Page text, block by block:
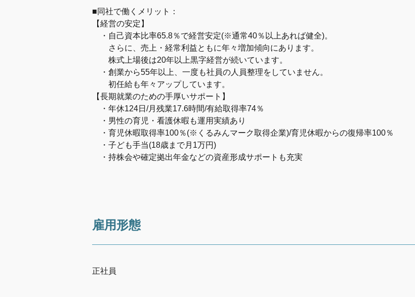
■同社で働くメリット：
【経営の安定】
・自己資本比率65.8％で経営安定(※通常40％以上あれば健全)。
さらに、売上・経常利益ともに年々増加傾向にあります。
株式上場後は20年以上黒字経営が続いています。
・創業から55年以上、一度も社員の人員整理をしていません。
初任給も年々アップしています。
【長期就業のための手厚いサポート】
・年休124日/月残業17.6時間/有給取得率74％
・男性の育児・看護休暇も運用実績あり
・育児休暇取得率100％(※くるみんマーク取得企業)/育児休暇からの復帰率100％
・子ども手当(18歳まで月1万円)
・持株会や確定拠出年金などの資産形成サポートも充実
雇用形態
正社員